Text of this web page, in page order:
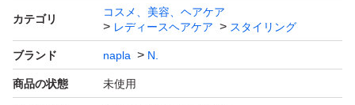
カテゴリ
コスメ、美容、ヘアケア
レディースヘアケア
スタイリング
ブランド napla N.
商品の状態 未使用